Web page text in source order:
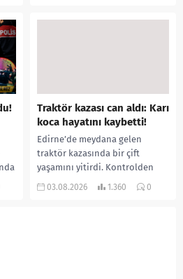
Traktör kazası can aldı: Karı
koca hayatını kaybetti!
Edirne’de meydana gelen
traktör kazasında bir çift
yaşamını yitirdi. Kontrolden
çıkarak devrilen traktörün
03.08.2026 1.360 0